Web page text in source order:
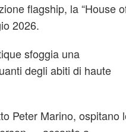
flagship, la “House
2026.
sfoggia una
degli abiti di haute
Peter Marino, ospitano